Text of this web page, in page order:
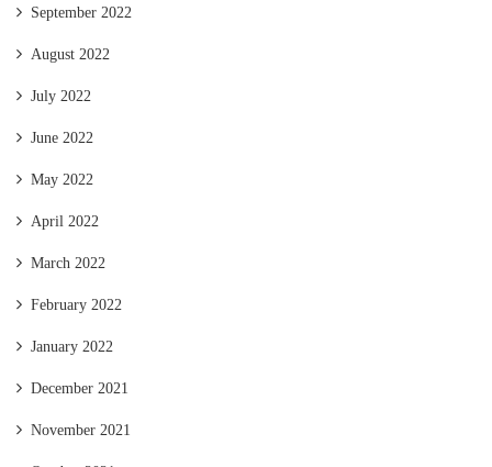
September 2022
August 2022
July 2022
June 2022
May 2022
April 2022
March 2022
February 2022
January 2022
December 2021
November 2021